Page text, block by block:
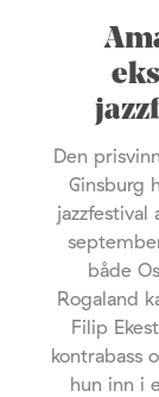
Den
Ginsburg
både
Rogaland
Filip
kontrabass
hun inn i